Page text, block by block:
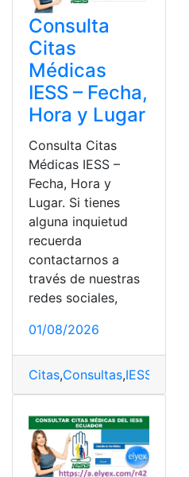
Consulta
Citas
Médicas
IESS – Fecha,
Hora y Lugar
Consulta Citas
Médicas IESS –
Fecha, Hora y
Lugar. Si tienes
alguna inquietud
recuerda
contactarnos a
través de nuestras
redes sociales,
01/08/2026
Citas,Consultas,IESS